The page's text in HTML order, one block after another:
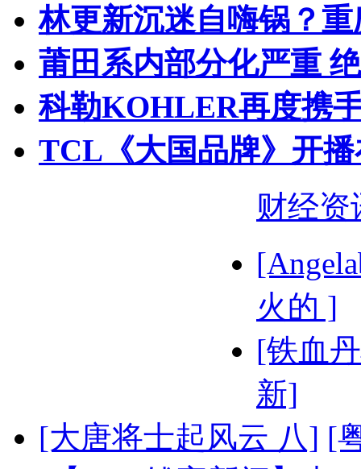
林更新沉迷自嗨锅？
莆田系内部分化严重
科勒KOHLER再度携
TCL《大国品牌》开
财经资
火的 ]
[铁血
新]
[大唐将士起风云 八] [